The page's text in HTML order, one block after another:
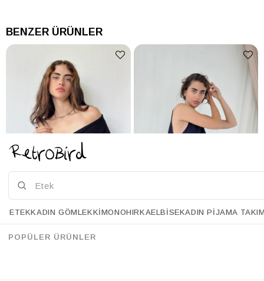
BENZER ÜRÜNLER
54.90 USD
95.90 USD
ETEKKADIN GÖMLEKKIMONOHIRKAELBISEKADIN PIJAMA
POPÜLER ÜRÜNLER